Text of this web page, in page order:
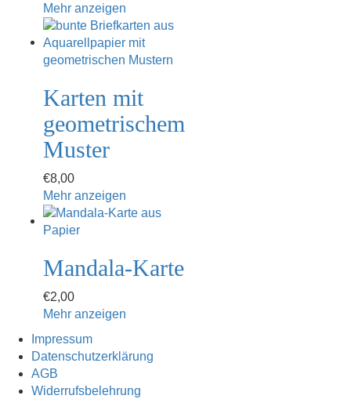
Mehr anzeigen
Karten mit
geometrischem
Muster
€8,00
Mehr anzeigen
Mandala-Karte
€2,00
Mehr anzeigen
Impressum
Datenschutzerklärung
AGB
Widerrufsbelehrung